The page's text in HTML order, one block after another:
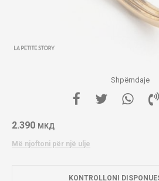
Shpërndaje
2.390 МКД
Më njoftoni për një ulje
KONTROLLONI